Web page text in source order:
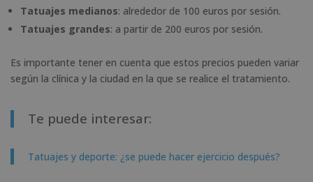
Tatuajes medianos: alrededor de 100 euros por sesión.
Tatuajes grandes: a partir de 200 euros por sesión.
Es importante tener en cuenta que estos precios pueden variar
según la clínica y la ciudad en la que se realice el tratamiento.
Te puede interesar:
Tatuajes y deporte: ¿se puede hacer ejercicio después?